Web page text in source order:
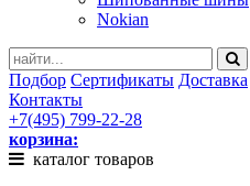
Nokian
Подбор Сертификаты Доставка
Контакты
+7(495) 799-22-28
корзина:
каталог товаров